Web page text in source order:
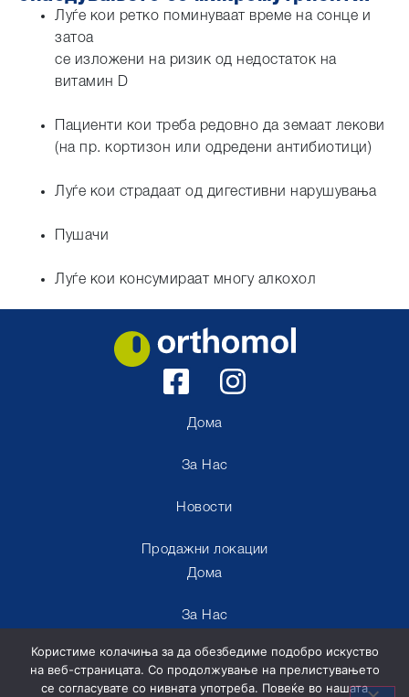
Луѓе кои ретко поминуваат време на сонце и
затоа
се изложени на ризик од недостаток на
витамин D
Пациенти кои треба редовно да земаат лекови
(на пр. кортизон или одредени антибиотици)
Луѓе кои страдаат од дигестивни нарушувања
Пушачи
Луѓе кои консумираат многу алкохол
Дома
За Нас
Новости
Продажни локации
Дома
За Нас
Новости
Користиме колачиња за да обезбедиме подобро искуство
на веб-страницата. Со продолжување на прелистувањето
се согласувате со нивната употреба. Повеќе во нашата